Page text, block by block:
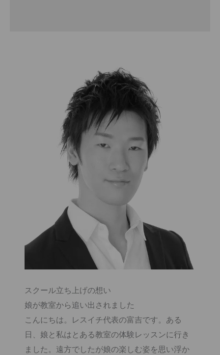
スクール立ち上げの想い
娘が教室から追い出されました
こんにちは。レスイチ代表の富吉です。ある
日、娘と私はとある教室の体験レッスンに行き
ました。遠方でしたが娘の楽しむ姿を思い浮か